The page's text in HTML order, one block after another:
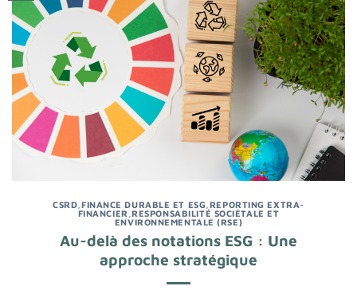
CSRD FINANCE DURABLE ET ESG REPORTING EXTRA-
FINANCIER ,RESPONSABILITÉ SOCIÉTALE ET
ENVIRONNEMENTALE (RSE)
Au-delà des notations ESG : Une
approche stratégique